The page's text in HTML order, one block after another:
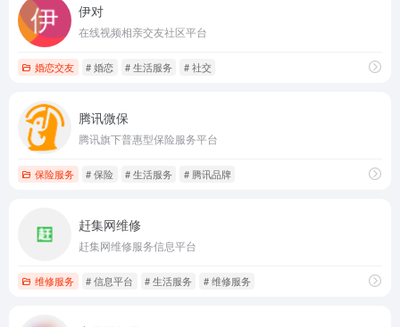
伊对
在线视频相亲交友社区平台
婚恋交友 # 婚恋 # 生活服务 # 社交
腾讯微保
腾讯旗下普惠型保险服务平台
保险服务 # 保险 # 生活服务 # 腾讯品牌
赶集网维修
赶集网维修服务信息平台
维修服务 # 信息平台 # 生活服务 # 维修服务